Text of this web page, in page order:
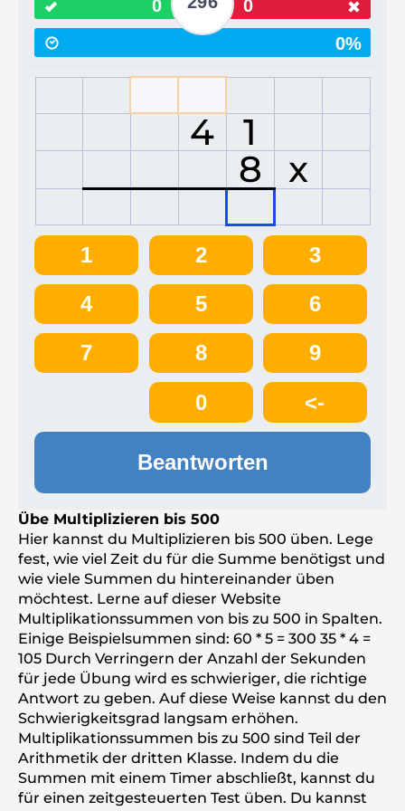
0
0
0%
4
1
8
x
1 2 3
4 5 6
7 8 9
0 <-
Beantworten
Übe Multiplizieren bis 500
Hier kannst du Multiplizieren bis 500 üben. Lege
fest, wie viel Zeit du für die Summe benötigst und
wie viele Summen du hintereinander üben
möchtest. Lerne auf dieser Website
Multiplikationssummen von bis zu 500 in Spalten.
Einige Beispielsummen sind: 60 * 5 = 300 35 * 4 =
105 Durch Verringern der Anzahl der Sekunden
für jede Übung wird es schwieriger, die richtige
Antwort zu geben. Auf diese Weise kannst du den
Schwierigkeitsgrad langsam erhöhen.
Multiplikationssummen bis zu 500 sind Teil der
Arithmetik der dritten Klasse. Indem du die
Summen mit einem Timer abschließt, kannst du
für einen zeitgesteuerten Test üben. Du kannst